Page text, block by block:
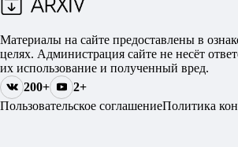
Материалы на сайте предоставлены в
целях. Администрация сайте не несёт
их использование и полученный вред.
200+
2+
Пользовательское соглашениеПолитика